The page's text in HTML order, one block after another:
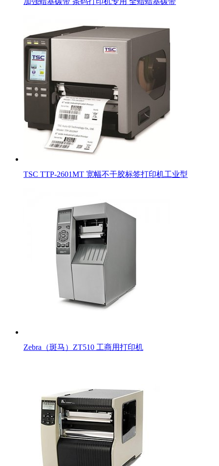
TSC TTP-2601MT 宽幅不干胶标签打印机工业型
Zebra（斑马）ZT510 工商用打印机